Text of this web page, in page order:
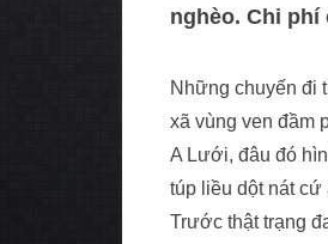
nghèo. Chi phí
Những chuyến đi
xã vùng ven đầm
A Lưới, đâu đó
túp liều dột nát
Trước thật trạng